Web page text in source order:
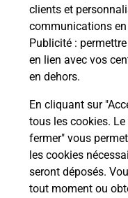
clients et
communications
Publicité :
en lien avec vos
en dehors.
En cliquant sur
tous les cookies.
fermer" vous
les cookies
seront déposés.
tout moment ou
Comment est
téléassistance
Localiser Liste
Liste -
Indre-et-Loire -